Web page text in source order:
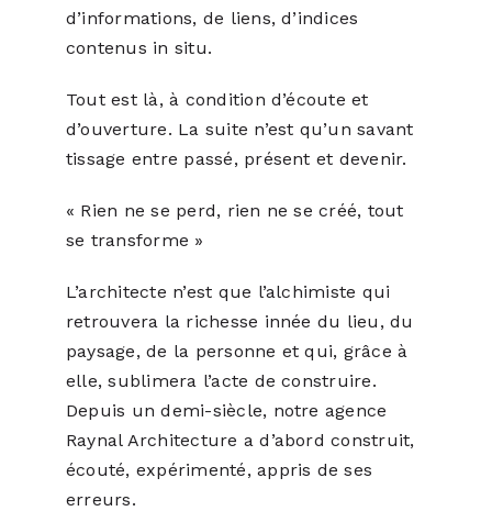
d’informations, de liens, d’indices
contenus in situ.
Tout est là, à condition d’écoute et
d’ouverture. La suite n’est qu’un savant
tissage entre passé, présent et devenir.
« Rien ne se perd, rien ne se créé, tout
se transforme »
L’architecte n’est que l’alchimiste qui
retrouvera la richesse innée du lieu, du
paysage, de la personne et qui, grâce à
elle, sublimera l’acte de construire.
Depuis un demi-siècle, notre agence
Raynal Architecture a d’abord construit,
écouté, expérimenté, appris de ses
erreurs.